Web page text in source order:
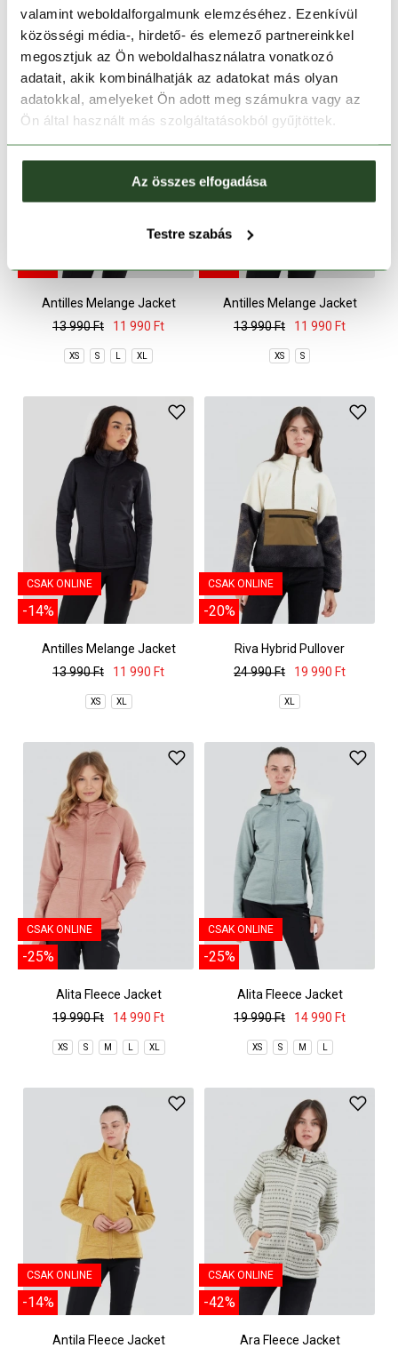
valamint weboldalforgalmunk elemzéséhez. Ezenkívül
közösségi média-, hirdető- és elemező partnereinkkel
megosztjuk az Ön weboldalhasználatra vonatkozó
adatait, akik kombinálhatják az adatokat más olyan
adatokkal, amelyeket Ön adott meg számukra vagy az
Ön által használt más szolgáltatásokból gyűjtöttek.
Az összes elfogadása
Testre szabás
XS S XL XS S M L XL
-14%
Antilles Melange Jacket
13 990 Ft
11 990 Ft
XS S L XL
CSAK ONLINE
-14%
Antilles Melange Jacket
13 990 Ft
11 990 Ft
XS S
CSAK ONLINE
-14%
Antilles Melange Jacket
13 990 Ft
11 990 Ft
XS XL
CSAK ONLINE
-20%
Riva Hybrid Pullover
24 990 Ft
19 990 Ft
XL
CSAK ONLINE
-25%
Alita Fleece Jacket
19 990 Ft
14 990 Ft
XS S M L XL
CSAK ONLINE
-25%
Alita Fleece Jacket
19 990 Ft
14 990 Ft
XS S M L
CSAK ONLINE
-14%
Antila Fleece Jacket
CSAK ONLINE
-42%
Ara Fleece Jacket